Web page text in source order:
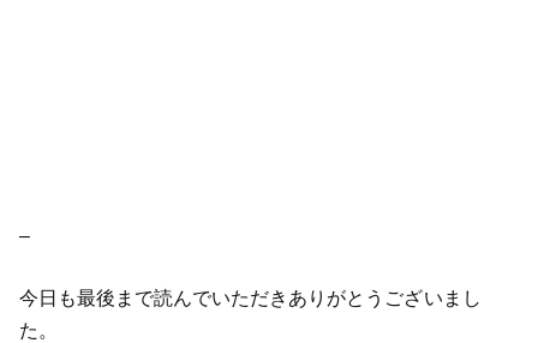
–
今日も最後まで読んでいただきありがとうございまし
た。